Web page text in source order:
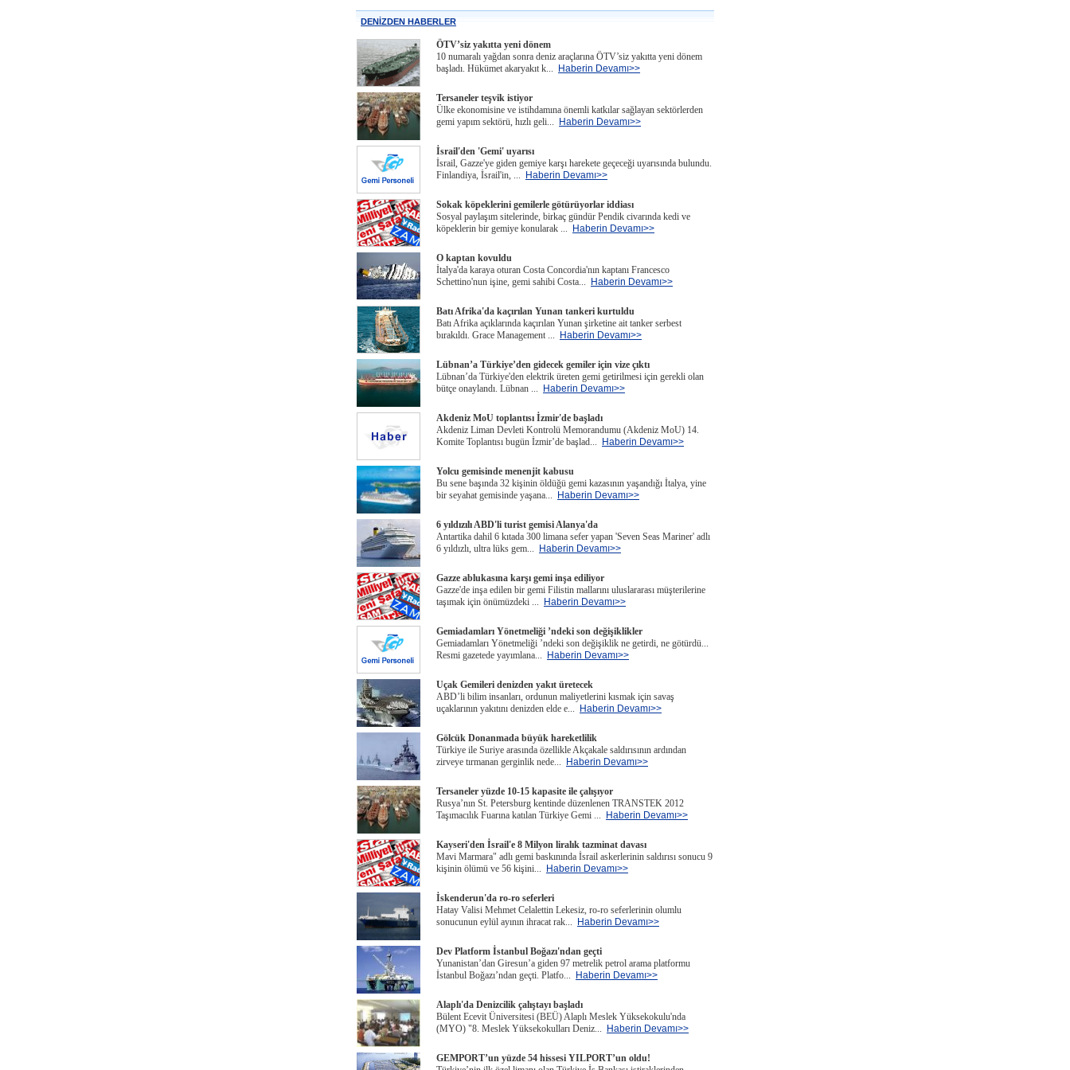
DENİZDEN HABERLER
ÖTV’siz yakıtta yeni dönem
10 numaralı yağdan sonra deniz araçlarına ÖTV’siz yakıtta yeni dönem
başladı. Hükümet akaryakıt k...
Haberin Devamı>>
Tersaneler teşvik istiyor
Ülke ekonomisine ve istihdamına önemli katkılar sağlayan sektörlerden
gemi yapım sektörü, hızlı geli...
Haberin Devamı>>
İsrail'den 'Gemi' uyarısı
İsrail, Gazze'ye giden gemiye karşı harekete geçeceği uyarısında bulundu.
Finlandiya, İsrail'in, ...
Haberin Devamı>>
Sokak köpeklerini gemilerle götürüyorlar iddiası
Sosyal paylaşım sitelerinde, birkaç gündür Pendik civarında kedi ve
köpeklerin bir gemiye konularak ...
Haberin Devamı>>
O kaptan kovuldu
İtalya'da karaya oturan Costa Concordia'nın kaptanı Francesco
Schettino'nun işine, gemi sahibi Costa...
Haberin Devamı>>
Batı Afrika'da kaçırılan Yunan tankeri kurtuldu
Batı Afrika açıklarında kaçırılan Yunan şirketine ait tanker serbest
bırakıldı. Grace Management ...
Haberin Devamı>>
Lübnan’a Türkiye’den gidecek gemiler için vize çıktı
Lübnan’da Türkiye'den elektrik üreten gemi getirilmesi için gerekli olan
bütçe onaylandı. Lübnan ...
Haberin Devamı>>
Akdeniz MoU toplantısı İzmir'de başladı
Akdeniz Liman Devleti Kontrolü Memorandumu (Akdeniz MoU) 14.
Komite Toplantısı bugün İzmir’de başlad...
Haberin Devamı>>
Yolcu gemisinde menenjit kabusu
Bu sene başında 32 kişinin öldüğü gemi kazasının yaşandığı İtalya, yine
bir seyahat gemisinde yaşana...
Haberin Devamı>>
6 yıldızılı ABD'li turist gemisi Alanya'da
Antartika dahil 6 kıtada 300 limana sefer yapan 'Seven Seas Mariner' adlı
6 yıldızlı, ultra lüks gem...
Haberin Devamı>>
Gazze ablukasına karşı gemi inşa ediliyor
Gazze'de inşa edilen bir gemi Filistin mallarını uluslararası müşterilerine
taşımak için önümüzdeki ...
Haberin Devamı>>
Gemiadamları Yönetmeliği ’ndeki son değişiklikler
Gemiadamları Yönetmeliği ’ndeki son değişiklik ne getirdi, ne götürdü...
Resmi gazetede yayımlana...
Haberin Devamı>>
Uçak Gemileri denizden yakıt üretecek
ABD’li bilim insanları, ordunun maliyetlerini kısmak için savaş
uçaklarının yakıtını denizden elde e...
Haberin Devamı>>
Gölcük Donanmada büyük hareketlilik
Türkiye ile Suriye arasında özellikle Akçakale saldırısının ardından
zirveye tırmanan gerginlik nede...
Haberin Devamı>>
Tersaneler yüzde 10-15 kapasite ile çalışıyor
Rusya’nın St. Petersburg kentinde düzenlenen TRANSTEK 2012
Taşımacılık Fuarına katılan Türkiye Gemi ...
Haberin Devamı>>
Kayseri'den İsrail'e 8 Milyon liralık tazminat davası
Mavi Marmara" adlı gemi baskınında İsrail askerlerinin saldırısı sonucu 9
kişinin ölümü ve 56 kişini...
Haberin Devamı>>
İskenderun'da ro-ro seferleri
Hatay Valisi Mehmet Celalettin Lekesiz, ro-ro seferlerinin olumlu
sonucunun eylül ayının ihracat rak...
Haberin Devamı>>
Dev Platform İstanbul Boğazı'ndan geçti
Yunanistan’dan Giresun’a giden 97 metrelik petrol arama platformu
İstanbul Boğazı’ndan geçti. Platfo...
Haberin Devamı>>
Alaplı'da Denizcilik çalıştayı başladı
Bülent Ecevit Üniversitesi (BEÜ) Alaplı Meslek Yüksekokulu'nda
(MYO) "8. Meslek Yüksekokulları Deniz...
Haberin Devamı>>
GEMPORT’un yüzde 54 hissesi YILPORT’un oldu!